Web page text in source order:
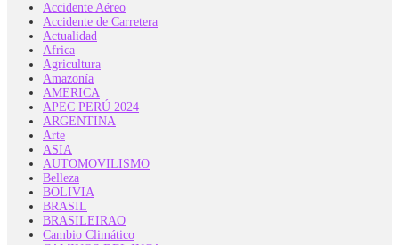
Accidente Aéreo
Accidente de Carretera
Actualidad
Africa
Agricultura
Amazonía
AMERICA
APEC PERÚ 2024
ARGENTINA
Arte
ASIA
AUTOMOVILISMO
Belleza
BOLIVIA
BRASIL
BRASILEIRAO
Cambio Climático